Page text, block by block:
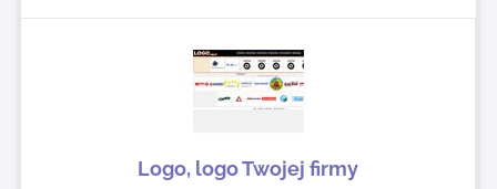
Logo, logo Twojej firmy